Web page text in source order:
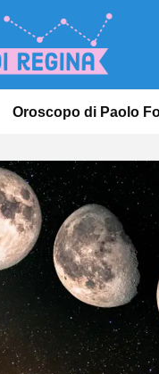
Oroscopo di Paolo